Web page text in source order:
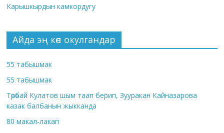
Карышкырдын камкордугу
Айда эң көп окулгандар
55 табышмак
55 табышмак
Төрөбай Кулатов шым таап берип, Зууракан Кайназарова
казак балбанын жыкканда
80 макал-лакап